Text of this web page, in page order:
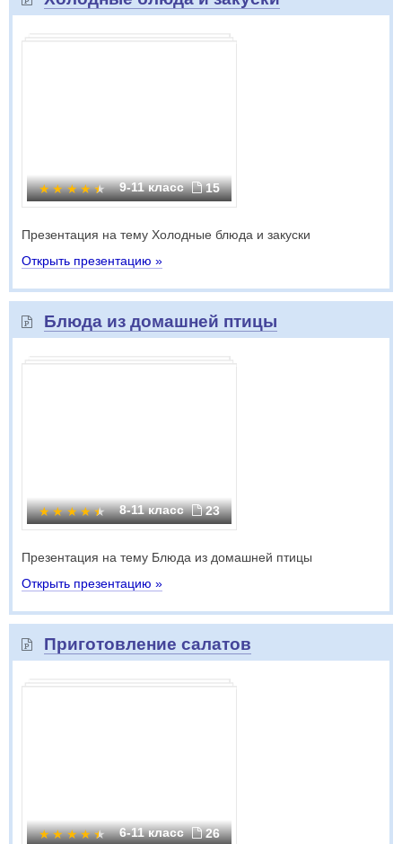
9-11 класс 15
Презентация на тему Холодные блюда и закуски
Открыть презентацию »
Блюда из домашней птицы
8-11 класс 23
Презентация на тему Блюда из домашней птицы
Открыть презентацию »
Приготовление салатов
6-11 класс 26